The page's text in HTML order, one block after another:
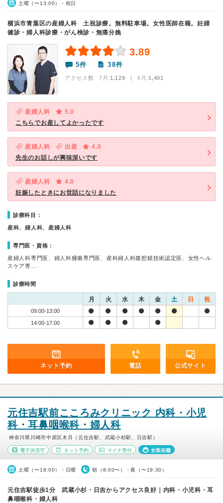
土曜（〜13:00）・祝日
横浜市青葉区の産婦人科 土祝診療。無料駐車場。女性医師在籍。妊婦
健診・婦人科診療・がん検診・無痛分娩
3.89
5件 38件
アクセス数 7月:1,129 | 6月:1,401
産婦人科
5.0
こちらでお産してよかったです
産婦人科 出産
4.0
先生のお話しが興味深いです
産婦人科
4.0
妊娠したときにお世話になりました
診療科目：
産科、婦人科、産婦人科
専門医・資格：
産婦人科専門医、婦人科腫瘍専門医、産科婦人科腹腔鏡技術認定医、女性ヘル
スケア専…
診療時間
月 火 水 木 金 土 日 祝
09:00-13:00
14:00-17:00
ネット予約 電話 公式サイト
元住吉駅前こころみクリニック 内科・小児
科・耳鼻咽喉科・婦人科
神奈川県川崎市中原区木月（元住吉駅、武蔵小杉駅、日吉駅）
電子決済可 ネット予約 マイナ受付 女医在籍
土曜（〜18:00）・日曜 朝（8:00〜）・夜（〜19:30）
元住吉駅徒歩1分 武蔵小杉・日吉からアクセス良好｜内科・小児科・耳
鼻咽喉科・婦人科